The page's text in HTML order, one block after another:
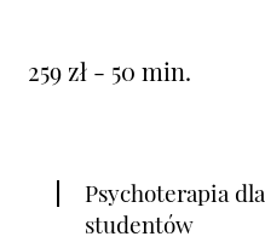
259 zł - 50 min.
Psychoterapia dla
studentów